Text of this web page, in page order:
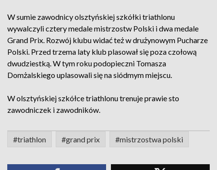
W sumie zawodnicy olsztyńskiej szkółki triathlonu
wywalczyli cztery medale mistrzostw Polski i dwa medale
Grand Prix. Rozwój klubu widać też w drużynowym Pucharze
Polski. Przed trzema laty klub plasował się poza czołową
dwudziestką. W tym roku podopieczni Tomasza
Domżalskiego uplasowali się na siódmym miejscu.
W olsztyńskiej szkółce triathlonu trenuje prawie sto
zawodniczek i zawodników.
#triathlon #grand prix #mistrzostwa polski